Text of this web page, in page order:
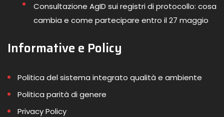
Consultazione AgID sui registri di protocollo: cosa
cambia e come partecipare entro il 27 maggio
Informative e Policy
Politica del sistema integrato qualità e ambiente
Politica parità di genere
Privacy Policy